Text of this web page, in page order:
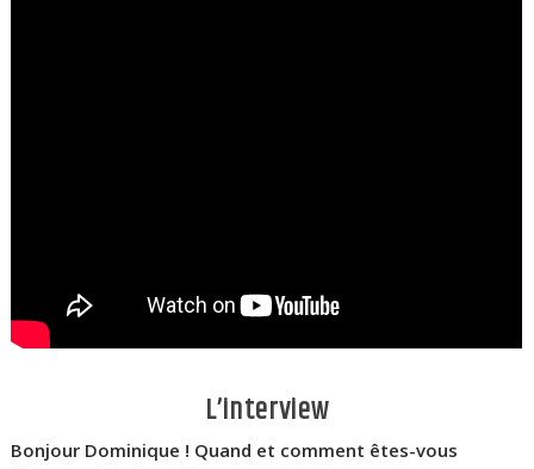
L’interview
Bonjour Dominique ! Quand et comment êtes-vous